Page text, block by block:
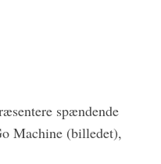
spændende
Machine (billedet),